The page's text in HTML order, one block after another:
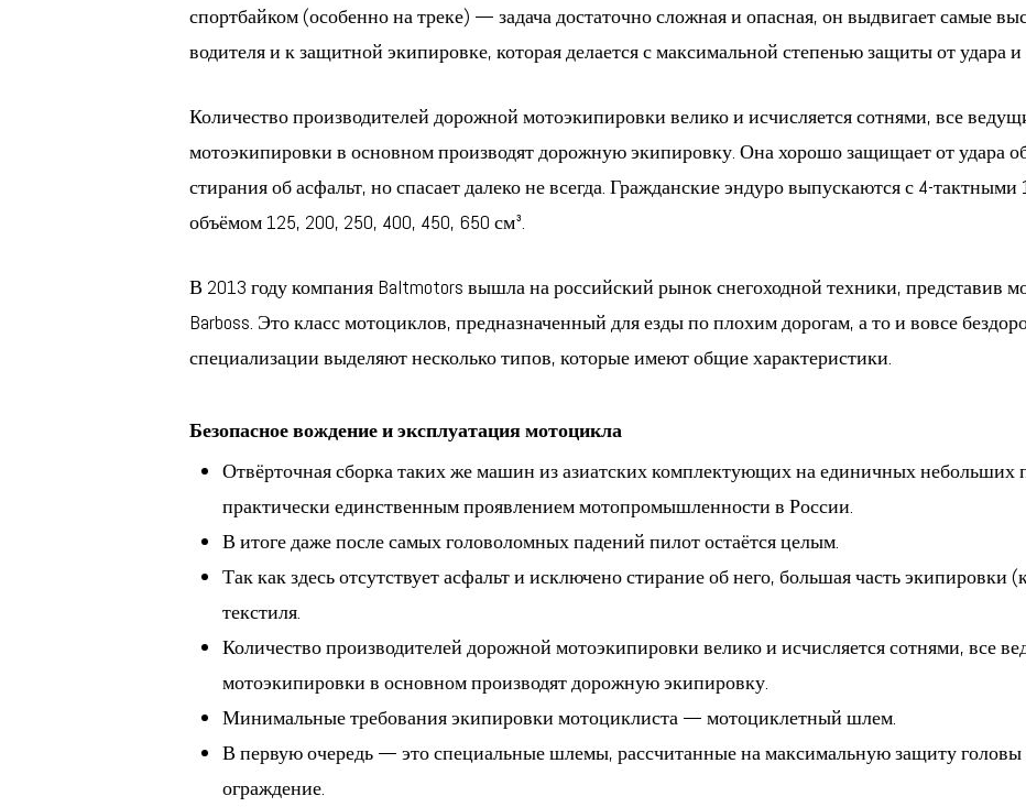
спортбайком (особенно на треке) — задача достаточно сложная и опасная, он выдвигает самые
водителя и к защитной экипировке, которая делается с максимальной степенью защиты от удара и
Количество производителей дорожной мотоэкипировки велико и исчисляется сотнями, все
мотоэкипировки в основном производят дорожную экипировку. Она хорошо защищает от удара
стирания об асфальт, но спасает далеко не всегда. Гражданские эндуро выпускаются с 4-
объёмом 125, 200, 250, 400, 450, 650 см³.
В 2013 году компания Baltmotors вышла на российский рынок снегоходной техники, представив
Barboss. Это класс мотоциклов, предназначенный для езды по плохим дорогам, а то и вовсе
специализации выделяют несколько типов, которые имеют общие характеристики.
Безопасное вождение и эксплуатация мотоцикла
Отвёрточная сборка таких же машин из азиатских комплектующих на единичных небольших
практически единственным проявлением мотопромышленности в России.
В итоге даже после самых головоломных падений пилот остаётся целым.
Так как здесь отсутствует асфальт и исключено стирание об него, большая часть экипировки
текстиля.
Количество производителей дорожной мотоэкипировки велико и исчисляется сотнями, все
мотоэкипировки в основном производят дорожную экипировку.
Минимальные требования экипировки мотоциклиста — мотоциклетный шлем.
В первую очередь — это специальные шлемы, рассчитанные на максимальную защиту головы
ограждение.